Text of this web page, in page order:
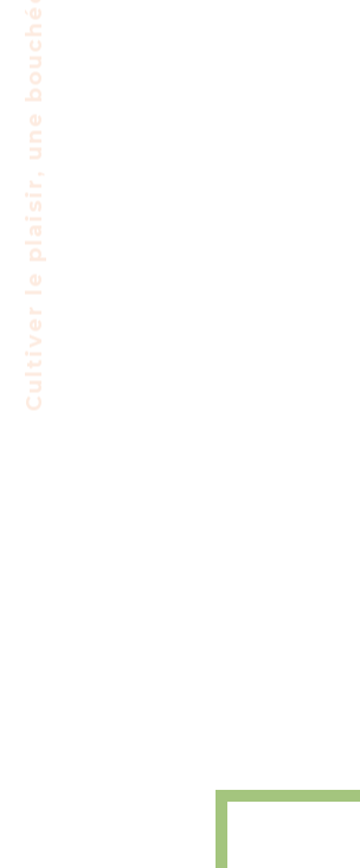
Cultiver le plaisir, une bouchée à la fois!